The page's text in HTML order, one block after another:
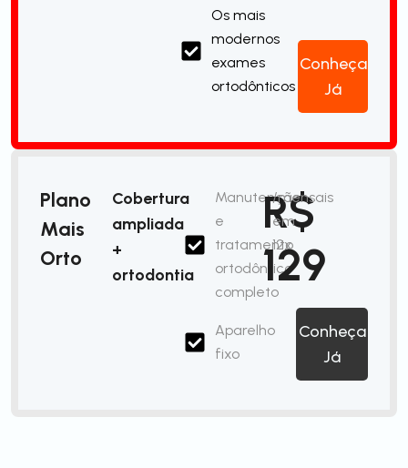
Os mais
modernos
exames
ortodônticos
Conheça
Já
Plano
Mais
Orto
Cobertura
ampliada
+
ortodontia
Manutenção
e
tratamento
ortodôntico
completo
Aparelho
fixo
R$
129
/mensais
em
12x
Conheça
Já